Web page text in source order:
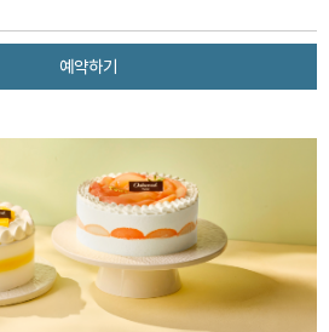
예약하기